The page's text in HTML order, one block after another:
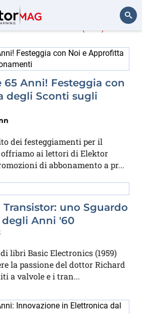
Elektor
65 Anni! Festeggia con
degli Sconti sugli
dei festeggiamenti per il
ai lettori di Elektor
di abbonamento a pr...
uno Sguardo
degli Anni '60
libri Basic Electronics (1959)
la passione del dottor Richard
a valvole e i tran...